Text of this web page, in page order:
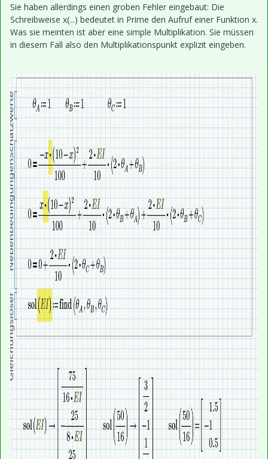
Sie haben allerdings einen groben Fehler eingebaut: Die
Schreibweise x(...) bedeutet in Prime den Aufruf einer Funktion x.
Was sie meinten ist aber eine simple Multiplikation. Sie müssen
in diesem Fall also den Multiplikationspunkt explizit eingeben.